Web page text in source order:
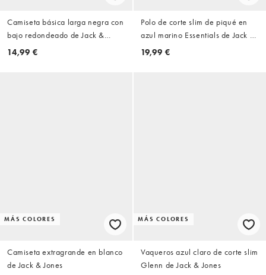
Camiseta básica larga negra con
bajo redondeado de Jack &
Jones Essentials
14,99 €
Polo de corte slim de piqué en
azul marino Essentials de Jack &
Jones
19,99 €
MÁS COLORES
Camiseta extragrande en blanco
de Jack & Jones
MÁS COLORES
Vaqueros azul claro de corte slim
Glenn de Jack & Jones